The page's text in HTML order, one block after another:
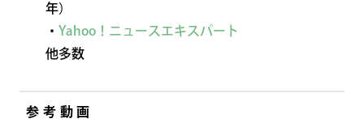
年）
・ Yahoo！ニュースエキスパート
他多数
参考動画